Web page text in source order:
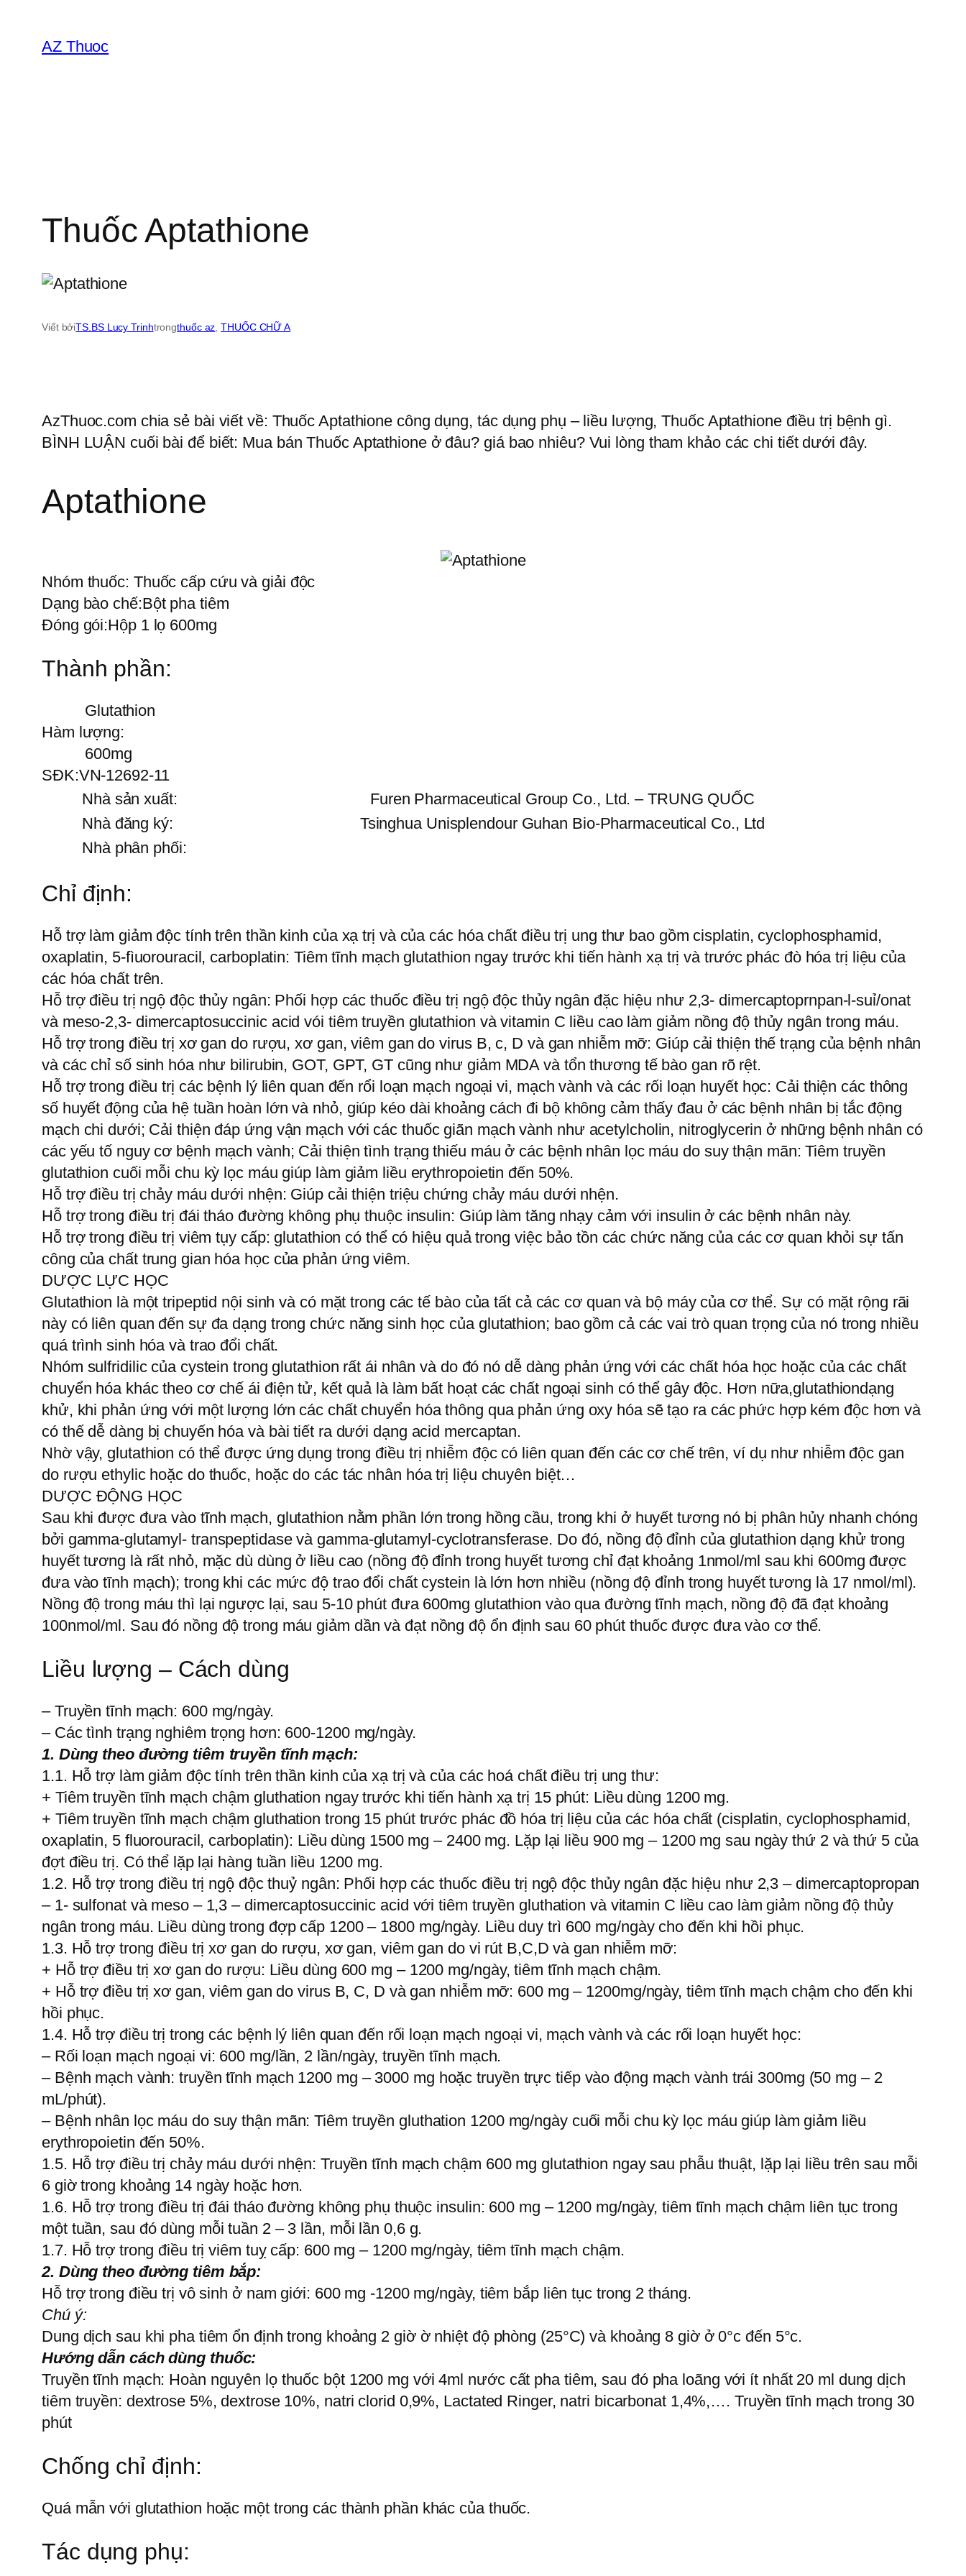
AZ Thuoc
Thuốc Aptathione
Viết bởiTS.BS Lucy Trinhtrongthuốc az, THUỐC CHỮ A
AzThuoc.com chia sẻ bài viết về: Thuốc Aptathione công dụng, tác dụng phụ – liều lượng, Thuốc Aptathione điều trị bệnh gì.
BÌNH LUẬN cuối bài để biết: Mua bán Thuốc Aptathione ở đâu? giá bao nhiêu? Vui lòng tham khảo các chi tiết dưới đây.
Aptathione
Nhóm thuốc: Thuốc cấp cứu và giải độc
Dạng bào chế:Bột pha tiêm
Đóng gói:Hộp 1 lọ 600mg
Thành phần:
Glutathion
Hàm lượng:
600mg
SĐK:VN-12692-11
Nhà sản xuất:
Furen Pharmaceutical Group Co., Ltd. – TRUNG QUỐC
Nhà đăng ký:
Tsinghua Unisplendour Guhan Bio-Pharmaceutical Co., Ltd
Nhà phân phối:
Chỉ định:
Hỗ trợ làm giảm độc tính trên thần kinh của xạ trị và của các hóa chất điều trị ung thư bao gồm cisplatin, cyclophosphamid,
oxaplatin, 5-fìuorouracil, carboplatin: Tiêm tĩnh mạch glutathion ngay trước khi tiến hành xạ trị và trước phác đò hóa trị liệu của
các hóa chất trên.
Hỗ trợ điều trị ngộ độc thủy ngân: Phối hợp các thuốc điều trị ngộ độc thủy ngân đặc hiệu như 2,3- dimercaptoprnpan-l-suỉ/onat
và meso-2,3- dimercaptosuccinic acid vói tiêm truyền glutathion và vitamin C liều cao làm giảm nồng độ thủy ngân trong máu.
Hỗ trợ trong điều trị xơ gan do rượu, xơ gan, viêm gan do virus B, c, D và gan nhiễm mỡ: Giúp cải thiện thế trạng của bệnh nhân
và các chỉ số sinh hóa như bilirubin, GOT, GPT, GT cũng như giảm MDA và tổn thương tế bào gan rõ rệt.
Hỗ trợ trong điều trị các bệnh lý liên quan đến rổi loạn mạch ngoại vi, mạch vành và các rối loạn huyết học: Cải thiện các thông
số huyết động của hệ tuần hoàn lớn và nhỏ, giúp kéo dài khoảng cách đi bộ không cảm thấy đau ở các bệnh nhân bị tắc động
mạch chi dưới; Cải thiện đáp ứng vận mạch với các thuốc giãn mạch vành như acetylcholin, nitroglycerin ở những bệnh nhân có
các yếu tố nguy cơ bệnh mạch vành; Cải thiện tình trạng thiếu máu ở các bệnh nhân lọc máu do suy thận mãn: Tiêm truyền
glutathion cuối mỗi chu kỳ lọc máu giúp làm giảm liều erythropoietin đến 50%.
Hỗ trợ điều trị chảy máu dưới nhện: Giúp cải thiện triệu chứng chảy máu dưới nhện.
Hỗ trợ trong điều trị đái tháo đường không phụ thuộc insulin: Giúp làm tăng nhạy cảm với insulin ở các bệnh nhân này.
Hỗ trợ trong điều trị viêm tụy cấp: glutathion có thể có hiệu quả trong việc bảo tồn các chức năng của các cơ quan khỏi sự tấn
công của chất trung gian hóa học của phản ứng viêm.
DƯỢC LỰC HỌC
Glutathion là một tripeptid nội sinh và có mặt trong các tế bào của tất cả các cơ quan và bộ máy của cơ thể. Sự có mặt rộng rãi
này có liên quan đến sự đa dạng trong chức năng sinh học của glutathion; bao gồm cả các vai trò quan trọng của nó trong nhiều
quá trình sinh hóa và trao đổi chất.
Nhóm sulfridilic của cystein trong glutathion rất ái nhân và do đó nó dễ dàng phản ứng với các chất hóa học hoặc của các chất
chuyển hóa khác theo cơ chế ái điện tử, kết quả là làm bất hoạt các chất ngoại sinh có thể gây độc. Hơn nữa,glutathiondạng
khử, khi phản ứng với một lượng lớn các chất chuyển hóa thông qua phản ứng oxy hóa sẽ tạo ra các phức hợp kém độc hơn và
có thế dễ dàng bị chuyến hóa và bài tiết ra dưới dạng acid mercaptan.
Nhờ vậy, glutathion có thể được ứng dụng trong điều trị nhiễm độc có liên quan đến các cơ chế trên, ví dụ như nhiễm độc gan
do rượu ethylic hoặc do thuốc, hoặc do các tác nhân hóa trị liệu chuyên biệt…
DƯỢC ĐỘNG HỌC
Sau khi được đưa vào tĩnh mạch, glutathion nằm phần lớn trong hồng cầu, trong khi ở huyết tương nó bị phân hủy nhanh chóng
bởi gamma-glutamyl- transpeptidase và gamma-glutamyl-cyclotransferase. Do đó, nồng độ đỉnh của glutathion dạng khử trong
huyết tương là rất nhỏ, mặc dù dùng ở liều cao (nồng độ đỉnh trong huyết tương chỉ đạt khoảng 1nmol/ml sau khi 600mg được
đưa vào tĩnh mạch); trong khi các mức độ trao đổi chất cystein là lớn hơn nhiều (nồng độ đỉnh trong huyết tương là 17 nmol/ml).
Nồng độ trong máu thì lại ngược lại, sau 5-10 phút đưa 600mg glutathion vào qua đường tĩnh mạch, nồng độ đã đạt khoảng
100nmol/ml. Sau đó nồng độ trong máu giảm dần và đạt nồng độ ổn định sau 60 phút thuốc được đưa vào cơ thể.
Liều lượng – Cách dùng
– Truyền tĩnh mạch: 600 mg/ngày.
– Các tình trạng nghiêm trọng hơn: 600-1200 mg/ngày.
1. Dùng theo đường tiêm truyền tĩnh mạch:
1.1. Hỗ trợ làm giảm độc tính trên thần kinh của xạ trị và của các hoá chất điều trị ung thư:
+ Tiêm truyền tĩnh mạch chậm gluthation ngay trước khi tiến hành xạ trị 15 phút: Liều dùng 1200 mg.
+ Tiêm truyền tĩnh mạch chậm gluthation trong 15 phút trước phác đồ hóa trị liệu của các hóa chất (cisplatin, cyclophosphamid,
oxaplatin, 5 fluorouracil, carboplatin): Liều dùng 1500 mg – 2400 mg. Lặp lại liều 900 mg – 1200 mg sau ngày thứ 2 và thứ 5 của
đợt điều trị. Có thể lặp lại hàng tuần liều 1200 mg.
1.2. Hỗ trợ trong điều trị ngộ độc thuỷ ngân: Phối hợp các thuốc điều trị ngộ độc thủy ngân đặc hiệu như 2,3 – dimercaptopropan
– 1- sulfonat và meso – 1,3 – dimercaptosuccinic acid với tiêm truyền gluthation và vitamin C liều cao làm giảm nồng độ thủy
ngân trong máu. Liều dùng trong đợp cấp 1200 – 1800 mg/ngày. Liều duy trì 600 mg/ngày cho đến khi hồi phục.
1.3. Hỗ trợ trong điều trị xơ gan do rượu, xơ gan, viêm gan do vi rút B,C,D và gan nhiễm mỡ:
+ Hỗ trợ điều trị xơ gan do rượu: Liều dùng 600 mg – 1200 mg/ngày, tiêm tĩnh mạch chậm.
+ Hỗ trợ điều trị xơ gan, viêm gan do virus B, C, D và gan nhiễm mỡ: 600 mg – 1200mg/ngày, tiêm tĩnh mạch chậm cho đến khi
hồi phục.
1.4. Hỗ trợ điều trị trong các bệnh lý liên quan đến rối loạn mạch ngoại vi, mạch vành và các rối loạn huyết học:
– Rối loạn mạch ngoại vi: 600 mg/lần, 2 lần/ngày, truyền tĩnh mạch.
– Bệnh mạch vành: truyền tĩnh mạch 1200 mg – 3000 mg hoặc truyền trực tiếp vào động mạch vành trái 300mg (50 mg – 2
mL/phút).
– Bệnh nhân lọc máu do suy thận mãn: Tiêm truyền gluthation 1200 mg/ngày cuối mỗi chu kỳ lọc máu giúp làm giảm liều
erythropoietin đến 50%.
1.5. Hỗ trợ điều trị chảy máu dưới nhện: Truyền tĩnh mạch chậm 600 mg glutathion ngay sau phẫu thuật, lặp lại liều trên sau mỗi
6 giờ trong khoảng 14 ngày hoặc hơn.
1.6. Hỗ trợ trong điều trị đái tháo đường không phụ thuộc insulin: 600 mg – 1200 mg/ngày, tiêm tĩnh mạch chậm liên tục trong
một tuần, sau đó dùng mỗi tuần 2 – 3 lần, mỗi lần 0,6 g.
1.7. Hỗ trợ trong điều trị viêm tuỵ cấp: 600 mg – 1200 mg/ngày, tiêm tĩnh mạch chậm.
2. Dùng theo đường tiêm bắp:
Hỗ trợ trong điều trị vô sinh ở nam giới: 600 mg -1200 mg/ngày, tiêm bắp liên tục trong 2 tháng.
Chú ý:
Dung dịch sau khi pha tiêm ổn định trong khoảng 2 giờ ờ nhiệt độ phòng (25°C) và khoảng 8 giờ ở 0°c đến 5°c.
Hướng dẫn cách dùng thuốc:
Truyền tĩnh mạch: Hoàn nguyên lọ thuốc bột 1200 mg với 4ml nước cất pha tiêm, sau đó pha loãng với ít nhất 20 ml dung dịch
tiêm truyền: dextrose 5%, dextrose 10%, natri clorid 0,9%, Lactated Ringer, natri bicarbonat 1,4%,…. Truyền tĩnh mạch trong 30
phút
Chống chỉ định:
Quá mẫn với glutathion hoặc một trong các thành phần khác của thuốc.
Tác dụng phụ: